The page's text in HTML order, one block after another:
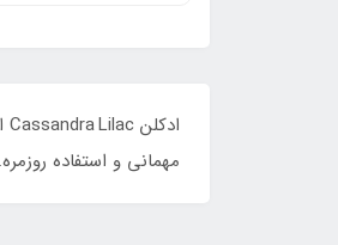
مهمانی و استفاده